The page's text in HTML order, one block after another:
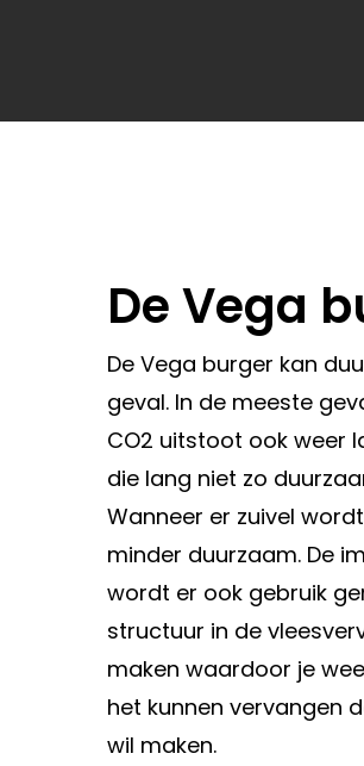
De Vega
De Vega burger kan
geval. In de meeste
CO2 uitstoot ook weer
die lang niet zo
Wanneer er zuivel
minder duurzaam. De
wordt er ook gebruik
structuur in de
maken waardoor je
het kunnen vervangen
wil maken.